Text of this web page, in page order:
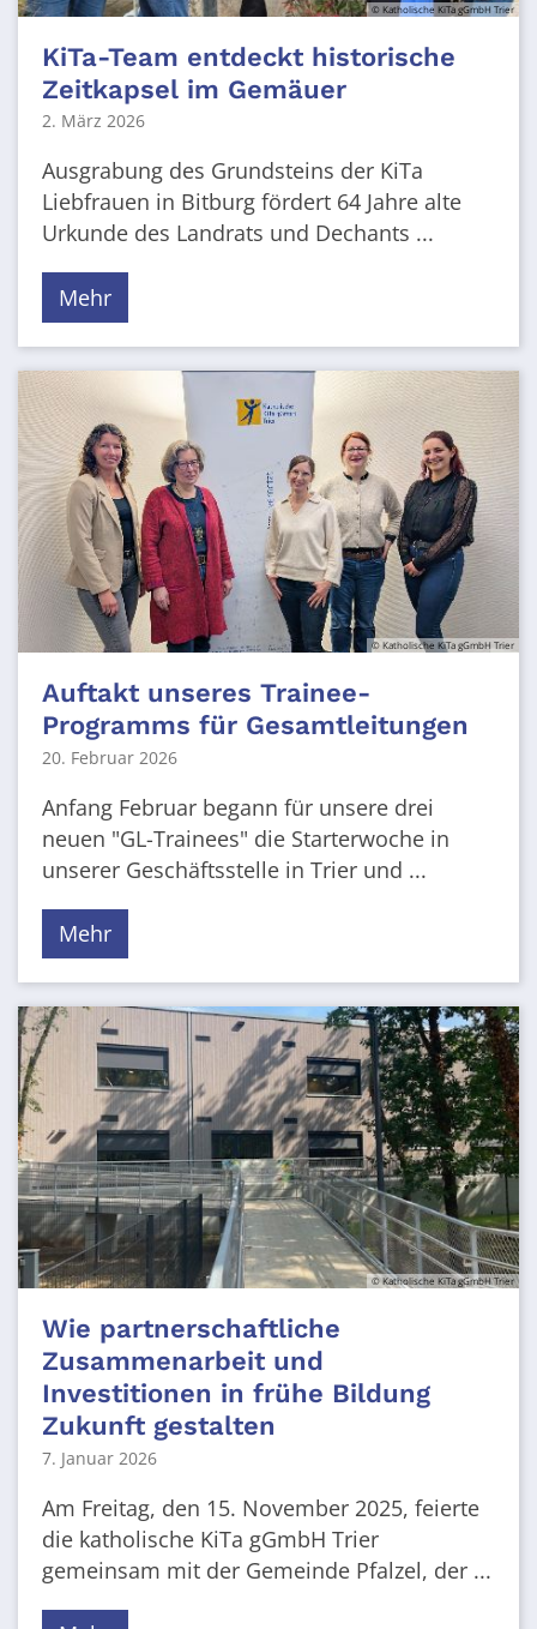
© Katholische KiTa gGmbH Trier
KiTa-Team entdeckt historische
Zeitkapsel im Gemäuer
2. März 2026
Ausgrabung des Grundsteins der KiTa
Liebfrauen in Bitburg fördert 64 Jahre alte
Urkunde des Landrats und Dechants ...
Mehr
© Katholische KiTa gGmbH Trier
Auftakt unseres Trainee-
Programms für Gesamtleitungen
20. Februar 2026
Anfang Februar begann für unsere drei
neuen "GL-Trainees" die Starterwoche in
unserer Geschäftsstelle in Trier und ...
Mehr
© Katholische KiTa gGmbH Trier
Wie partnerschaftliche
Zusammenarbeit und
Investitionen in frühe Bildung
Zukunft gestalten
7. Januar 2026
Am Freitag, den 15. November 2025, feierte
die katholische KiTa gGmbH Trier
gemeinsam mit der Gemeinde Pfalzel, der ...